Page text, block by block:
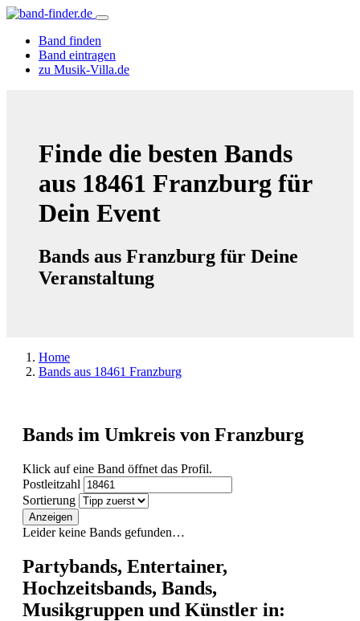
Band finden
Band eintragen
zu Musik-Villa.de
Finde die besten Bands
aus 18461 Franzburg für
Dein Event
Bands aus Franzburg für Deine
Veranstaltung
Home
Bands aus 18461 Franzburg
Bands im Umkreis von Franzburg
Klick auf eine Band öffnet das Profil.
Postleitzahl
Sortierung
Anzeigen
Leider keine Bands gefunden…
Partybands, Entertainer,
Hochzeitsbands, Bands,
Musikgruppen und Künstler in: